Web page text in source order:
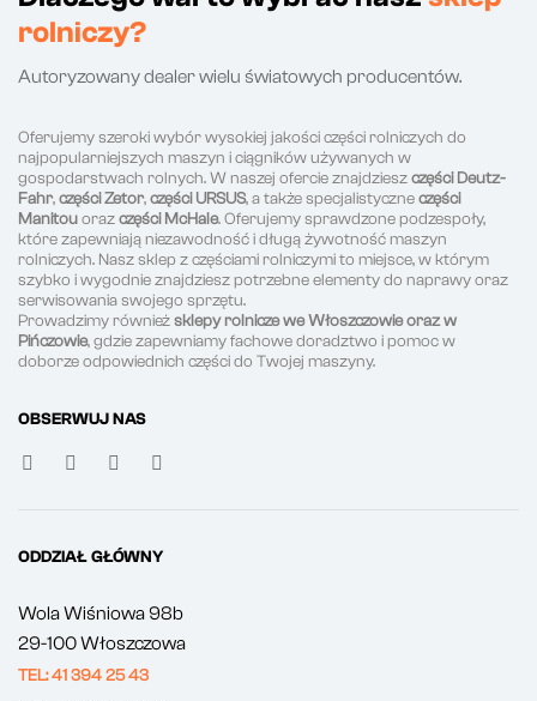
rolniczy?
Autoryzowany dealer wielu światowych producentów.
Oferujemy szeroki wybór wysokiej jakości części rolniczych do
najpopularniejszych maszyn i ciągników używanych w
gospodarstwach rolnych. W naszej ofercie znajdzieszczęści Deutz-
Fahr,części Zetor,części URSUS, a także specjalistyczneczęści
Manitouorazczęści McHale. Oferujemy sprawdzone podzespoły,
które zapewniają niezawodność i długą żywotność maszyn
rolniczych. Nasz sklep z częściami rolniczymi to miejsce, w którym
szybko i wygodnie znajdziesz potrzebne elementy do naprawy oraz
serwisowania swojego sprzętu.
Prowadzimy równieżsklepy rolnicze we Włoszczowie oraz w
Pińczowie, gdzie zapewniamy fachowe doradztwo i pomoc w
doborze odpowiednich części do Twojej maszyny.
OBSERWUJ NAS
ODDZIAŁ GŁÓWNY
Wola Wiśniowa 98b
29-100 Włoszczowa
TEL: 41 394 25 43